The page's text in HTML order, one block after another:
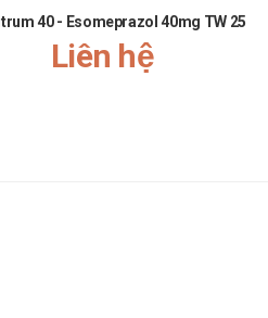
khi quá liều
quá liều xảy ra cần báo ngay cho
40 - Esomeprazol 40mg TW 25
Liên hệ